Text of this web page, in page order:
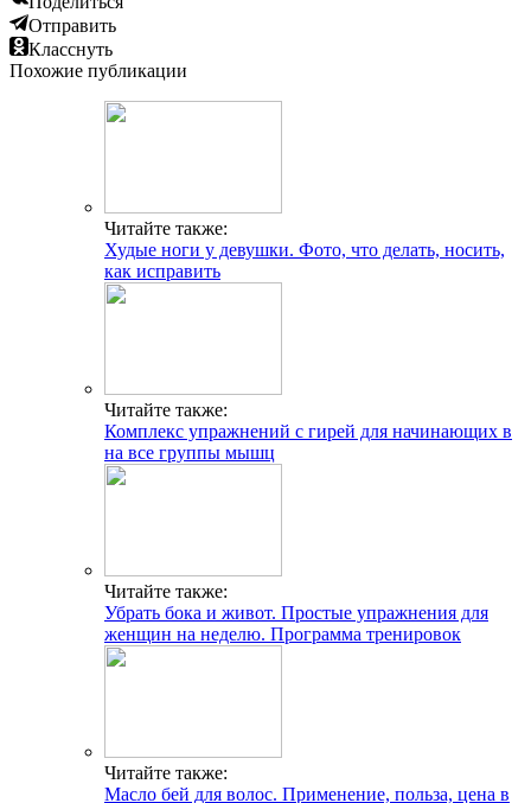
Отправить
Класснуть
Похожие публикации
Читайте также:
Худые ноги у девушки. Фото, что делать, носить,
как исправить
Читайте также:
Комплекс упражнений с гирей для начинающих в
на все группы мышц
Читайте также:
Убрать бока и живот. Простые упражнения для
женщин на неделю. Программа тренировок
Читайте также:
Масло бей для волос. Применение, польза, цена в